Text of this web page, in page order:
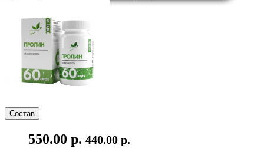
Состав
550.00 р. 440.00 р.